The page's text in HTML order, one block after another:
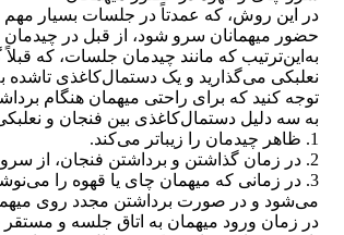
در این روش، که عمدتاً در جلسات بسیار مهم
حضور میهمانان سرو شود، از قبل در
به‌این‌ترتیب که مانند چیدمان جلسات، که
نعلبکی می‌گذارید و یک دستمال‌کاغذی
توجه کنید که برای راحتی میهمان هنگام
به سه دلیل دستمال‌کاغذی بین فنجان و
1. ظاهر چیدمان را زیباتر می‌کند.
2. در زمان گذاشتن و برداشتن فنجان، از سروصدا در اتاق جلسه جلوگیری می‌کند.
3. در زمانی که میهمان چای یا قهوه را
می‌شود و در صورت برداشتن مجدد روی